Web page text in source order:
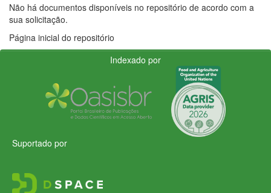
Não há documentos disponíveis no repositório de acordo com a
sua solicitação.
Página inicial do repositório
Indexado por
Suportado por